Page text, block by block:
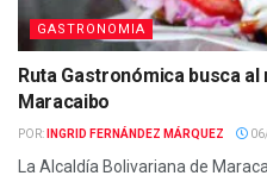
GASTRONOMIA
Ruta Gastronómica busca
Maracaibo
POR: INGRID FERNÁNDEZ MÁRQUEZ
La Alcaldía Bolivariana de